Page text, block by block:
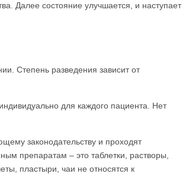
Далее состояние улучшается, и наступает
Степень разведения зависит от
для каждого пациента. Нет
законодательству и проходят
препаратам – это таблетки, растворы,
пластыри, чаи не относятся к